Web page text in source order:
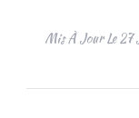
Mis À Jour Le27